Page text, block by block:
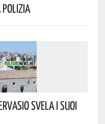
Polizia
Svela I Suoi